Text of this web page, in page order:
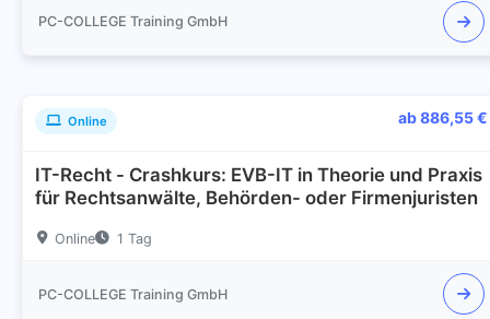
PC-COLLEGE Training GmbH
Online ab 886,55 €
IT-Recht - Crashkurs: EVB-IT in Theorie und Praxis
für Rechtsanwälte, Behörden- oder Firmenjuristen
Online 1 Tag
PC-COLLEGE Training GmbH